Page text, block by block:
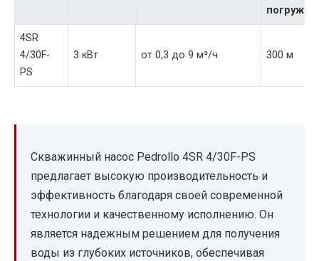
4SR
4/30F-
PS
3 кВт от 0,3 до 9 м³/ч 300 м
Скважинный насос Pedrollo 4SR 4/30F-PS
предлагает высокую производительность и
эффективность благодаря своей современной
технологии и качественному исполнению. Он
является надежным решением для получения
воды из глубоких источников, обеспечивая